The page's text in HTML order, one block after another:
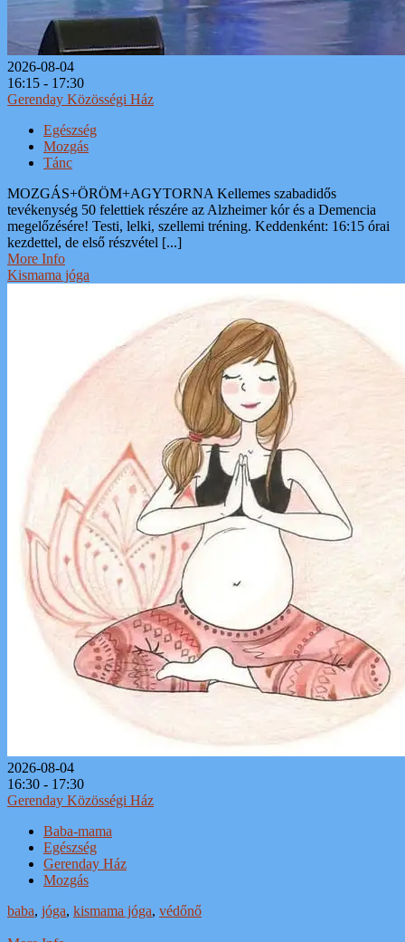
2026-08-04
16:15 - 17:30
Gerenday Közösségi Ház
Egészség
Mozgás
Tánc
MOZGÁS+ÖRÖM+AGYTORNA Kellemes szabadidős
tevékenység 50 felettiek részére az Alzheimer kór és a Demencia
megelőzésére! Testi, lelki, szellemi tréning. Keddenként: 16:15 órai
kezdettel, de első részvétel [...]
More Info
Kismama jóga
2026-08-04
16:30 - 17:30
Gerenday Közösségi Ház
Baba-mama
Egészség
Gerenday Ház
Mozgás
baba, jóga, kismama jóga, védőnő